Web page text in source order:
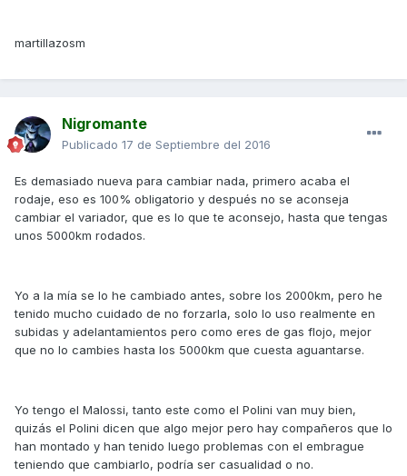
martillazosm
Nigromante
Publicado 17 de Septiembre del 2016
Es demasiado nueva para cambiar nada, primero acaba el
rodaje, eso es 100% obligatorio y después no se aconseja
cambiar el variador, que es lo que te aconsejo, hasta que tengas
unos 5000km rodados.
Yo a la mía se lo he cambiado antes, sobre los 2000km, pero he
tenido mucho cuidado de no forzarla, solo lo uso realmente en
subidas y adelantamientos pero como eres de gas flojo, mejor
que no lo cambies hasta los 5000km que cuesta aguantarse.
Yo tengo el Malossi, tanto este como el Polini van muy bien,
quizás el Polini dicen que algo mejor pero hay compañeros que lo
han montado y han tenido luego problemas con el embrague
teniendo que cambiarlo, podría ser casualidad o no.